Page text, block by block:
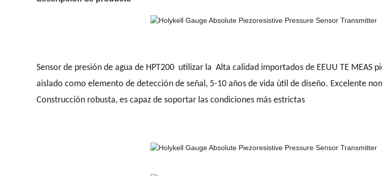
Sensor de presión de agua de HPT200 utilizar la Alta calidad importados de EEUU TE MEAS
aislado como elemento de detección de señal, 5-10 años de vida útil de diseño. Excelente
Construcción robusta, es capaz de soportar las condiciones más estrictas